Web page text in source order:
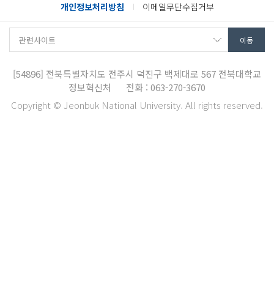
개인정보처리방침 이메일무단수집거부
[54896] 전북특별자치도 전주시 덕진구 백제대로 567 전북대학교
정보혁신처
전화 : 063-270-3670
Copyright © Jeonbuk National University. All rights reserved.